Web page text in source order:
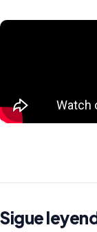
Sigue